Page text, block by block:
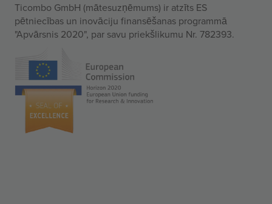
Ticombo GmbH (mātesuzņēmums) ir atzīts ES
pētniecības un inovāciju finansēšanas programmā
"Apvārsnis 2020", par savu priekšlikumu Nr. 782393.